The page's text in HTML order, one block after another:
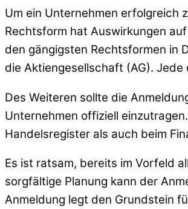
Um ein Unternehmen erfolgreich
Rechtsform hat Auswirkungen
den gängigsten Rechtsformen in
die Aktiengesellschaft (AG).
Des Weiteren sollte die
Unternehmen offiziell
Handelsregister als auch beim
Es ist ratsam, bereits im Vorfeld
sorgfältige Planung kann der
Anmeldung legt den Grundstein